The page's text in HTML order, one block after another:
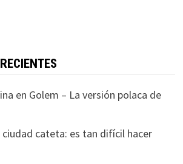
en Golem – La versión polaca de
ciudad cateta: es tan difícil hacer